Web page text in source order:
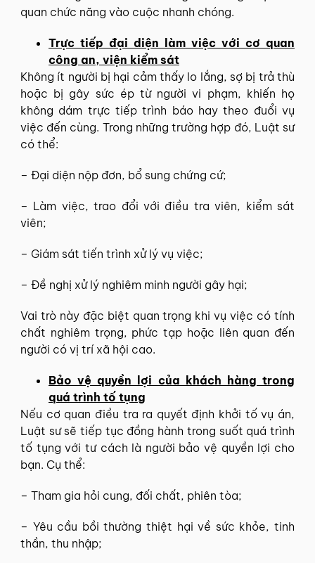
quan chức năng vào cuộc nhanh chóng.
Trực tiếp đại diện làm việc với cơ quan
công an, viện kiểm sát
Không ít người bị hại cảm thấy lo lắng, sợ bị trả thù
hoặc bị gây sức ép từ người vi phạm, khiến họ
không dám trực tiếp trình báo hay theo đuổi vụ
việc đến cùng. Trong những trường hợp đó, Luật sư
có thể:
– Đại diện nộp đơn, bổ sung chứng cứ;
– Làm việc, trao đổi với điều tra viên, kiểm sát
viên;
– Giám sát tiến trình xử lý vụ việc;
– Đề nghị xử lý nghiêm minh người gây hại;
Vai trò này đặc biệt quan trọng khi vụ việc có tính
chất nghiêm trọng, phức tạp hoặc liên quan đến
người có vị trí xã hội cao.
Bảo vệ quyền lợi của khách hàng trong
quá trình tố tụng
Nếu cơ quan điều tra ra quyết định khởi tố vụ án,
Luật sư sẽ tiếp tục đồng hành trong suốt quá trình
tố tụng với tư cách là người bảo vệ quyền lợi cho
bạn. Cụ thể:
– Tham gia hỏi cung, đối chất, phiên tòa;
– Yêu cầu bồi thường thiệt hại về sức khỏe, tinh
thần, thu nhập;